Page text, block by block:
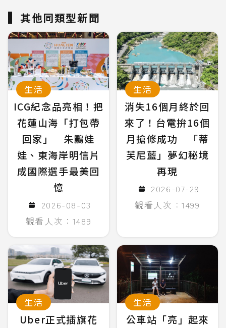
其他同類型新聞
生活
ICG紀念品亮相！把
花蓮山海「打包帶
回家」 朱鸝娃
娃、東海岸明信片
成國際選手最美回
憶
2026-08-03
觀看人次：1489
生活
消失16個月終於回
來了！台電拚16個
月搶修成功 「蒂
芙尼藍」夢幻秘境
再現
2026-07-29
觀看人次：1499
生活
Uber正式插旗花
生活
公車站「亮」起來